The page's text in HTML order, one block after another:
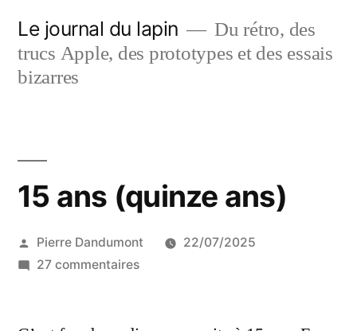
contenu
Le journal du lapin
Du rétro, des
trucs Apple, des prototypes et des essais
bizarres
15 ans (quinze ans)
Publié
par
Pierre Dandumont
22/07/2025
27 commentairessur